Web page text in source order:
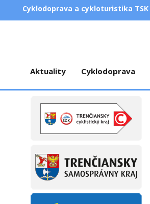
Cyklodoprava a cykloturistika TSK
Aktuality Cyklodoprava